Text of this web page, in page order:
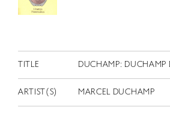
TITLE DUCHAMP: DUCHAMP
ARTIST(S) MARCEL DUCHAMP